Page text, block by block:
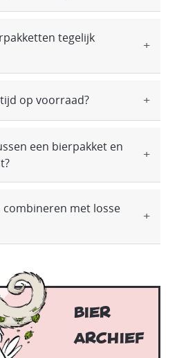
tegelijk
op voorraad?
een bierpakket en
met losse
Bier
Archief